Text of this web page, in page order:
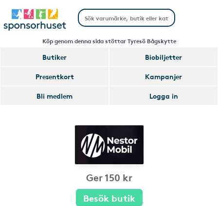
Köp genom denna sida stöttar Tyresö Bågskytte
Butiker
Biobiljetter
Presentkort
Kampanjer
Bli medlem
Logga in
Ger 150 kr
Besök butik